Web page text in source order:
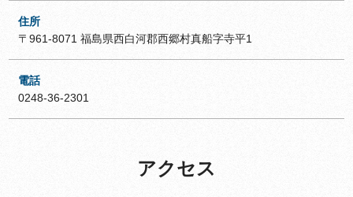
住所
〒961-8071 福島県西白河郡西郷村真船字寺平1
電話
0248-36-2301
アクセス